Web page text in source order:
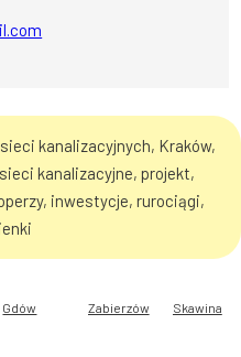
kanalizacyjnych, Kraków,
kanalizacyjne, projekt,
inwestycje, rurociągi,
Gdów Zabierzów Skawina